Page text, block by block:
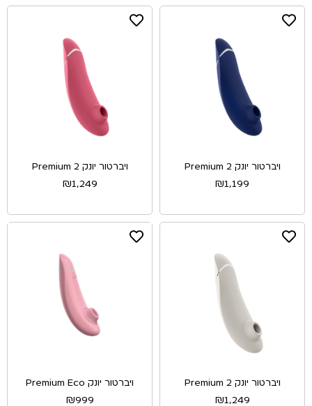
ויברטור יונק Premium 2
₪1,199
ויברטור יונק Premium 2
₪1,249
ויברטור יונק Premium 2
₪1,249
ויברטור יונק Premium Eco
₪999